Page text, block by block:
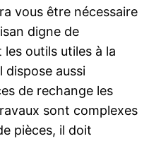
vous être nécessaire
digne de
outils utiles à la
dispose aussi
de rechange les
sont complexes
pièces, il doit